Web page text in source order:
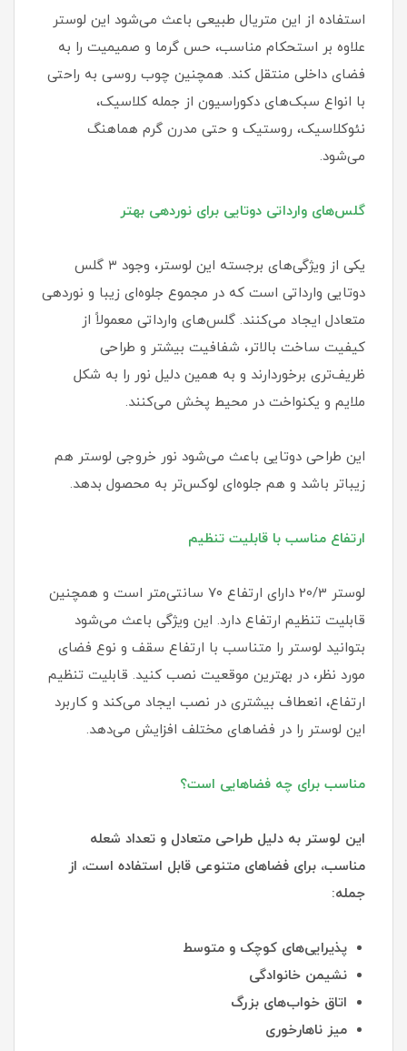
استفاده از این متریال طبیعی باعث می‌شود این لوستر
علاوه بر استحکام مناسب، حس گرما و صمیمیت را به
فضای داخلی منتقل کند. همچنین چوب روسی به راحتی
با انواع سبک‌های دکوراسیون از جمله کلاسیک،
نئوکلاسیک، روستیک و حتی مدرن گرم هماهنگ
می‌شود.
گلس‌های وارداتی دوتایی برای نوردهی بهتر
یکی از ویژگی‌های برجسته این لوستر، وجود ۳ گلس
دوتایی وارداتی است که در مجموع جلوه‌ای زیبا و نوردهی
متعادل ایجاد می‌کنند. گلس‌های وارداتی معمولاً از
کیفیت ساخت بالاتر، شفافیت بیشتر و طراحی
ظریف‌تری برخوردارند و به همین دلیل نور را به شکل
ملایم و یکنواخت در محیط پخش می‌کنند.
این طراحی دوتایی باعث می‌شود نور خروجی لوستر هم
زیباتر باشد و هم جلوه‌ای لوکس‌تر به محصول بدهد.
ارتفاع مناسب با قابلیت تنظیم
لوستر 20/3 دارای ارتفاع ۷۰ سانتی‌متر است و همچنین
قابلیت تنظیم ارتفاع دارد. این ویژگی باعث می‌شود
بتوانید لوستر را متناسب با ارتفاع سقف و نوع فضای
مورد نظر، در بهترین موقعیت نصب کنید. قابلیت تنظیم
ارتفاع، انعطاف بیشتری در نصب ایجاد می‌کند و کاربرد
این لوستر را در فضاهای مختلف افزایش می‌دهد.
مناسب برای چه فضاهایی است؟
این لوستر به دلیل طراحی متعادل و تعداد شعله
مناسب، برای فضاهای متنوعی قابل استفاده است، از
جمله:
پذیرایی‌های کوچک و متوسط
نشیمن خانوادگی
اتاق خواب‌های بزرگ
میز ناهارخوری